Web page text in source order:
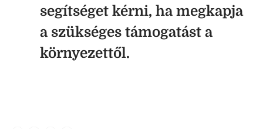
segítséget kérni, ha megkapja
a szükséges támogatást a
környezettől.